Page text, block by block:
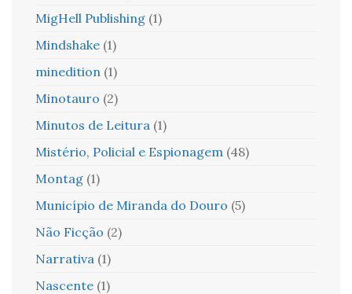
MigHell Publishing (1)
Mindshake (1)
minedition (1)
Minotauro (2)
Minutos de Leitura (1)
Mistério, Policial e Espionagem (48)
Montag (1)
Município de Miranda do Douro (5)
Não Ficção (2)
Narrativa (1)
Nascente (1)